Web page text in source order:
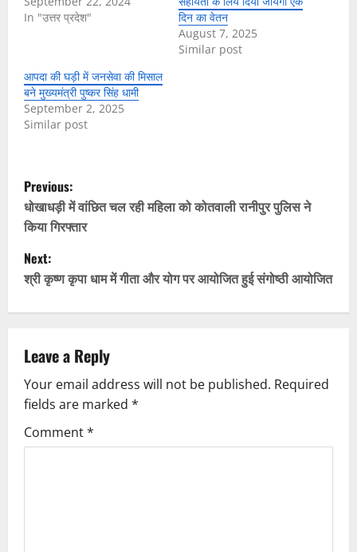
In "उत्तर प्रदेश"
दिन का वेतन
August 7, 2025
Similar post
आपदा की घड़ी में जनसेवा की मिसाल
बने मुख्यमंत्री पुष्कर सिंह धामी
September 2, 2025
Similar post
P
o
s
t
n
a
v
i
g
Previous:
धोखाधड़ी में वांछित चल रही महिला को कोतवाली रानीपुर पुलिस ने
किया गिरफ्तार
Next:
श्री कृष्ण कृपा धाम में गीता और योग पर आयोजित हुई संगोष्ठी आयोजित
Leave a Reply
Your email address will not be published. Required
fields are marked *
Comment*